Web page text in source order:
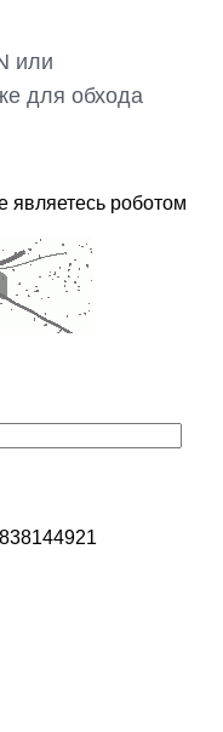
или
для обхода
являетесь роботом